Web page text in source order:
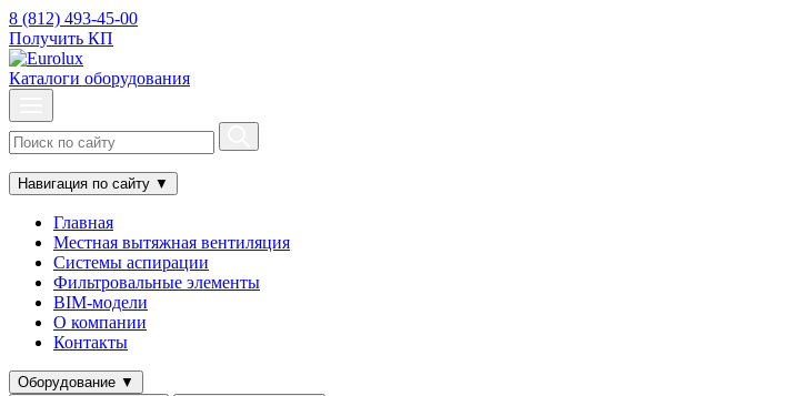
8 (812) 493-45-00
Получить КП
Каталоги оборудования
Навигация по сайту ▼
Главная
Местная вытяжная вентиляция
Системы аспирации
Фильтровальные элементы
BIM-модели
О компании
Контакты
Оборудование ▼